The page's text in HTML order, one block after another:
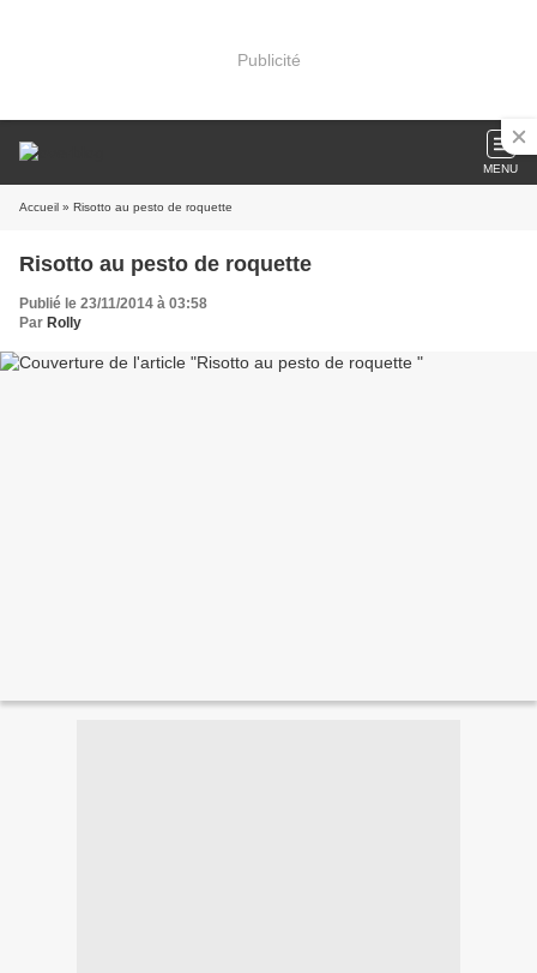
Publicité
MENU
Accueil » Risotto au pesto de roquette
Risotto au pesto de roquette
Publié le 23/11/2014 à 03:58
Par Rolly